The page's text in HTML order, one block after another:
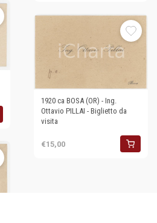
1920 ca BOSA (OR) - Ing.
Ottavio PILLAI - Biglietto da
visita
€15,00